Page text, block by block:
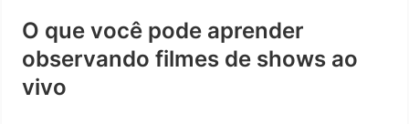
O que você pode aprender
observando filmes de shows ao
vivo